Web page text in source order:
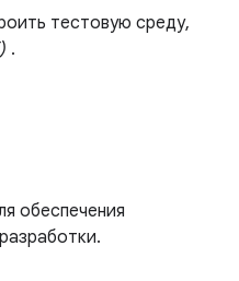
тестовую среду,
.
обеспечения